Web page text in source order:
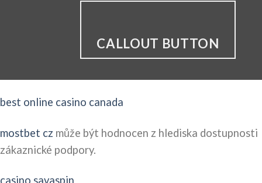
CALLOUT BUTTON
best online casino canada
mostbet cz může být hodnocen z hlediska dostupnosti
zákaznické podpory.
casino savaspin